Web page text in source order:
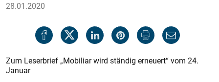
28.01.2020
Zum Leserbrief „Mobiliar wird ständig erneuert“ vom 24.
Januar